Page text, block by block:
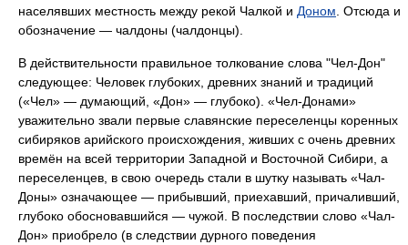
населявших местность между рекой Чалкой и Доном . Отсюда и
обозначение — чалдоны (чалдонцы).
В действительности правильное толкование слова "Чел-Дон"
следующее: Человек глубоких, древних знаний и традиций
(«Чел» — думающий, «Дон» — глубоко). «Чел-Донами»
уважительно звали первые славянские переселенцы коренных
сибиряков арийского происхождения, живших с очень древних
времён на всей территории Западной и Восточной Сибири, а
переселенцев, в свою очередь стали в шутку называть «Чал-
Доны» означающее — прибывший, приехавший, причаливший,
глубоко обосновавшийся — чужой. В последствии слово «Чал-
Дон» приобрело (в следствии дурного поведения